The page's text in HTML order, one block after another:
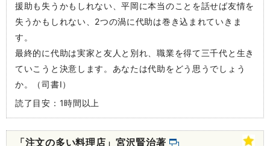
援助も失うかもしれない、平岡に本当のことを話せば友情を
失うかもしれない、2つの渦に代助は巻き込まれていきま
す。
最終的に代助は実家と友人と別れ、職業を得て三千代と生き
ていこうと決意します。あなたは代助をどう思うでしょう
か。（司書I）
読了目安：1時間以上
「注文の多い料理店」宮沢賢治著